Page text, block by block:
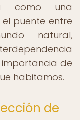
como una
puente entre
natural,
de
habitamos.
de